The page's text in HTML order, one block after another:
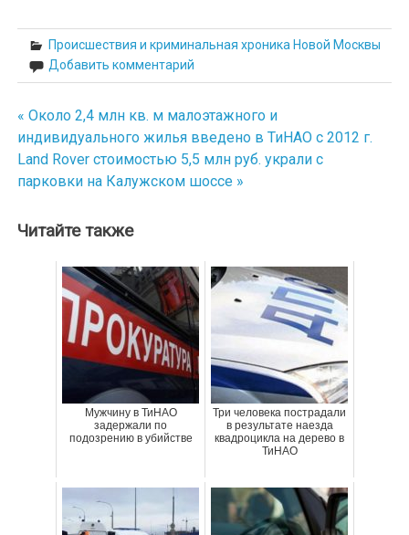
Происшествия и криминальная хроника Новой Москвы
Добавить комментарий
Навигация
по
записям
« Около 2,4 млн кв. м малоэтажного и
индивидуального жилья введено в ТиНАО с 2012 г.
Land Rover стоимостью 5,5 млн руб. украли с
парковки на Калужском шоссе »
Читайте также
Мужчину в ТиНАО
задержали по
подозрению в убийстве
Три человека пострадали
в результате наезда
квадроцикла на дерево в
ТиНАО